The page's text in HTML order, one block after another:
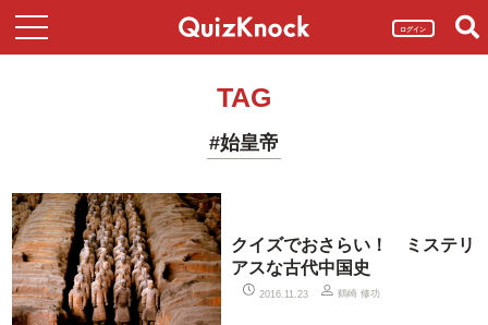
ログイン
TAG
#始皇帝
クイズでおさらい！ ミステリ
アスな古代中国史
2016.11.23 鶴崎 修功